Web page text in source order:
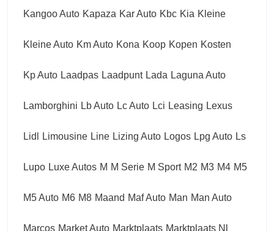
Kangoo Auto Kapaza Kar Auto Kbc Kia Kleine
Kleine Auto Km Auto Kona Koop Kopen Kosten
Kp Auto Laadpas Laadpunt Lada Laguna Auto
Lamborghini Lb Auto Lc Auto Lci Leasing Lexus
Lidl Limousine Line Lizing Auto Logos Lpg Auto Ls
Lupo Luxe Autos M M Serie M Sport M2 M3 M4 M5
M5 Auto M6 M8 Maand Maf Auto Man Man Auto
Marcos Market Auto Marktplaats Marktplaats Nl